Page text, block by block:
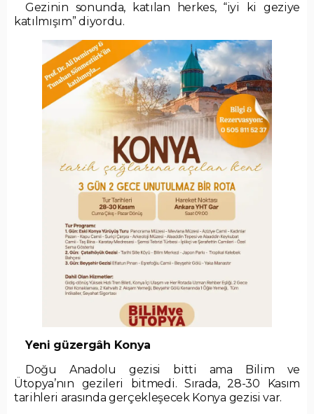
Gezinin sonunda, katılan herkes, “iyi ki geziye
katılmışım” diyordu.
Yeni güzergâh Konya
Doğu Anadolu gezisi bitti ama Bilim ve
Ütopya’nın gezileri bitmedi. Sırada, 28-30 Kasım
tarihleri arasında gerçekleşecek Konya gezisi var.